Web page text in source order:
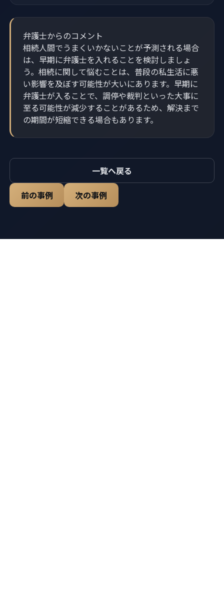
弁護士からのコメント
相続人間でうまくいかないことが予測される場合
は、早期に弁護士を入れることを検討しましょ
う。相続に関して悩むことは、普段の私生活に悪
い影響を及ぼす可能性が大いにあります。早期に
弁護士が入ることで、調停や裁判といった大事に
至る可能性が減少することがあるため、解決まで
の期間が短縮できる場合もあります。
一覧へ戻る
前の事例 次の事例